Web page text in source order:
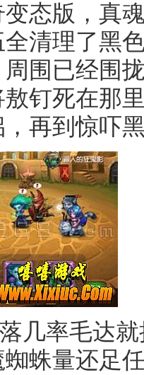
态版，真
清理了黑
围已经围
钉死在那
再到惊吓
几率毛达
蛛量还足